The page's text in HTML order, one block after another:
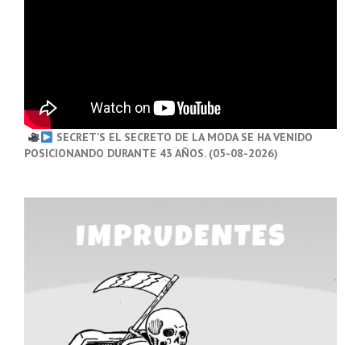
SECRET’S EL SECRETO DE LA MODA SE HA VENIDO
POSICIONANDO DURANTE 43 AÑOS. (05-08-2026)